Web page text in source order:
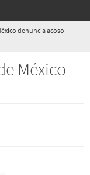
denuncia acoso
México